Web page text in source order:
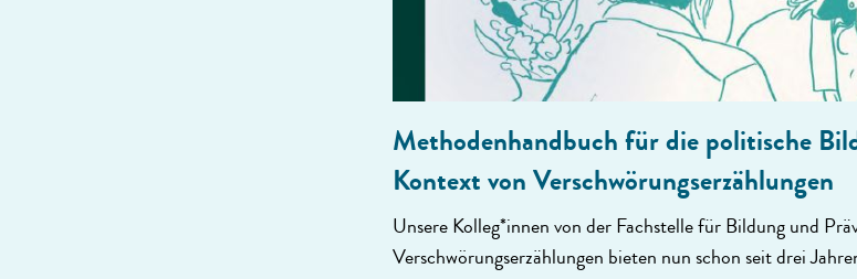
Methodenhandbuch für die politische
Kontext von Verschwörungserzählungen
Unsere Kolleg*innen von der Fachstelle für Bildung und
Verschwörungserzählungen bieten nun schon seit drei